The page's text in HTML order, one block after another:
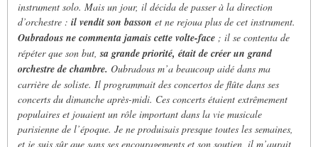
instrument solo. Mais un jour, il décida de passer à la direction
d’orchestre : il vendit son basson et ne rejoua plus de cet instrument.
Oubradous ne commenta jamais cette volte-face ; il se contenta de
répéter que son but, sa grande priorité, était de créer un grand
orchestre de chambre. Oubradous m’a beaucoup aidé dans ma
carrière de soliste. Il programmait des concertos de flûte dans ses
concerts du dimanche après-midi. Ces concerts étaient extrêmement
populaires et jouaient un rôle important dans la vie musicale
parisienne de l’époque. Je ne produisais presque toutes les semaines,
et je suis sûr que sans ses encouragements et son soutien, il m’aurait